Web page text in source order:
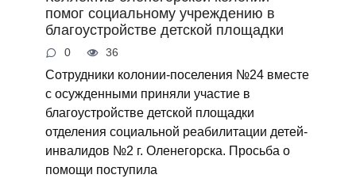
помог социальному учреждению в
благоустройстве детской площадки
0 36
Сотрудники колонии-поселения №24 вместе
с осужденными приняли участие в
благоустройстве детской площадки
отделения социальной реабилитации детей-
инвалидов №2 г. Оленегорска. Просьба о
помощи поступила